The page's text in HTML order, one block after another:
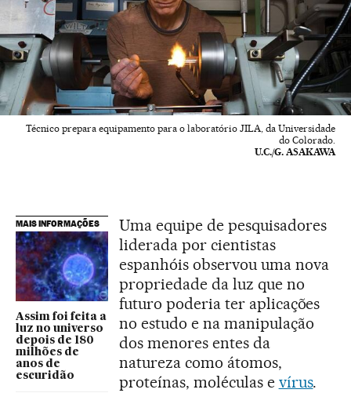
Técnico prepara equipamento para o laboratório JILA, da Universidade
do Colorado.
U.C./G. ASAKAWA
MAIS INFORMAÇÕES
Assim foi feita a
luz no universo
depois de 180
milhões de
anos de
escuridão
Uma equipe de pesquisadores
liderada por cientistas
espanhóis observou uma nova
propriedade da luz que no
futuro poderia ter aplicações
no estudo e na manipulação
dos menores entes da
natureza como átomos,
proteínas, moléculas e vírus.